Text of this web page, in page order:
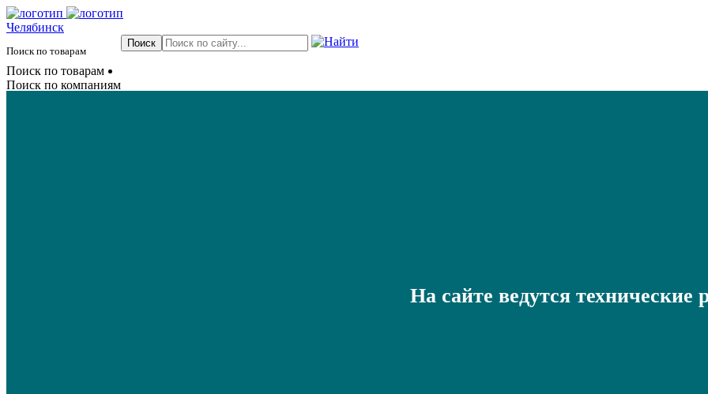
Челябинск
Поиск по товарам
Поиск по товарам
Поиск по компаниям
На сайте ведутся технические